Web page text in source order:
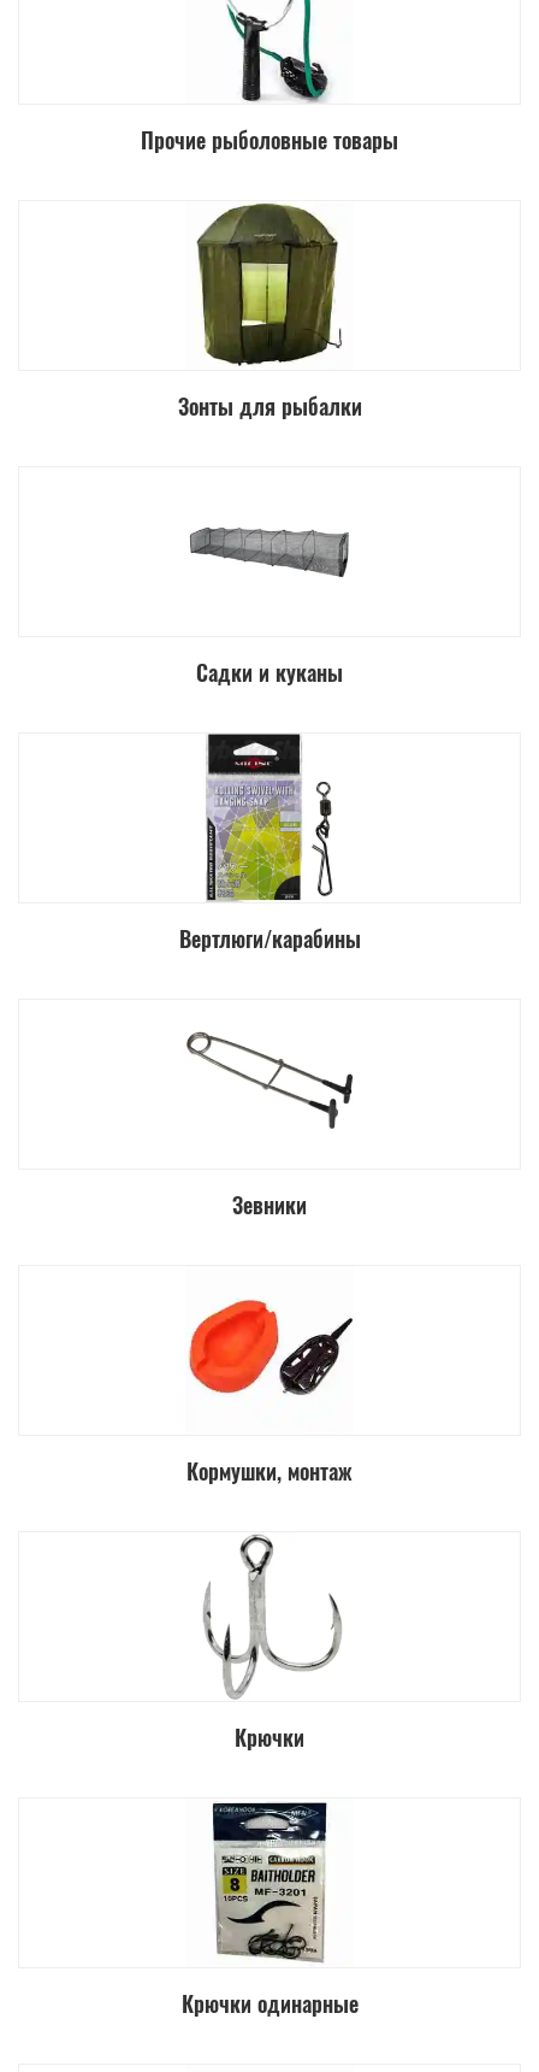
Прочие рыболовные товары
Зонты для рыбалки
Садки и куканы
Вертлюги/карабины
Зевники
Кормушки, монтаж
Крючки
Крючки одинарные